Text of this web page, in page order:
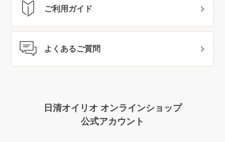
ご利用ガイド
よくあるご質問
日清オイリオ オンラインショップ
公式アカウント